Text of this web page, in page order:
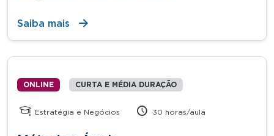
Saiba mais
ONLINE CURTA E MÉDIA DURAÇÃO
Estratégia e Negócios 30 horas/aula